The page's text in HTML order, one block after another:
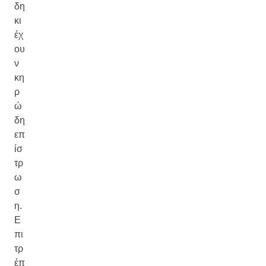
δη
κι
έχ
ου
ν
κη
ρ
ώ
δη
επ
ίσ
τρ
ω
σ
η.
Ε
πι
τρ
έπ